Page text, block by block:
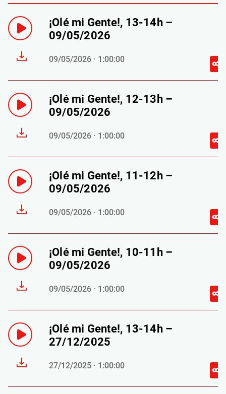
¡Olé mi Gente!, 13-14h –
09/05/2026
09/05/2026 · 1:00:00
¡Olé mi Gente!, 12-13h –
09/05/2026
09/05/2026 · 1:00:00
¡Olé mi Gente!, 11-12h –
09/05/2026
09/05/2026 · 1:00:00
¡Olé mi Gente!, 10-11h –
09/05/2026
09/05/2026 · 1:00:00
¡Olé mi Gente!, 13-14h –
27/12/2025
27/12/2025 · 1:00:00